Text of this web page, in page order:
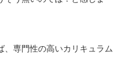
、専門性の高いカリキュラム